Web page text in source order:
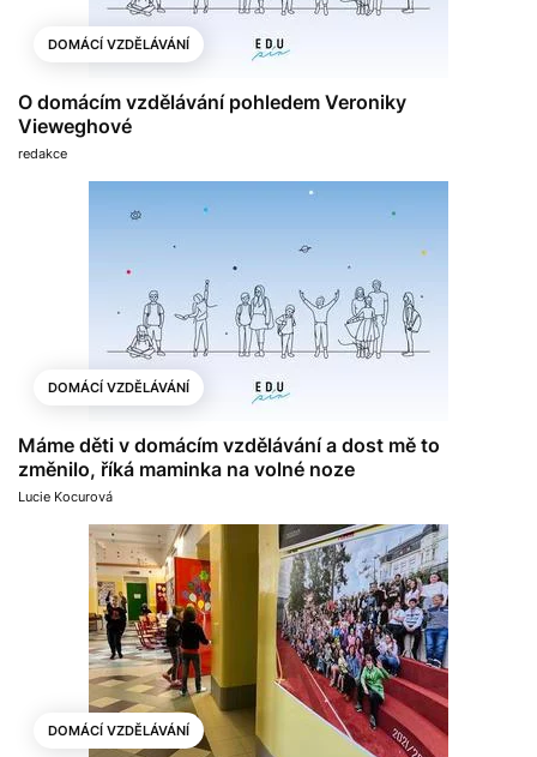
DOMÁCÍ VZDĚLÁVÁNÍ
O domácím vzdělávání pohledem Veroniky
Vieweghové
redakce
DOMÁCÍ VZDĚLÁVÁNÍ
Máme děti v domácím vzdělávání a dost mě to
změnilo, říká maminka na volné noze
Lucie Kocurová
DOMÁCÍ VZDĚLÁVÁNÍ